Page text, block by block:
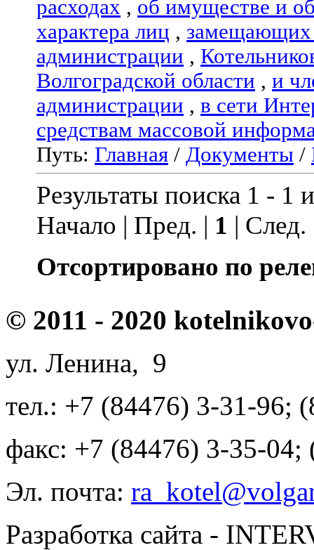
расходах , об имуществе и
характера лиц , замещающих
администрации ,
Волгоградской области , и
администрации , в сети
средствам массовой
Путь: Главная / Документы /
Результаты поиска 1 - 1
Начало | Пред. | 1 |
Отсортировано по
© 2011 - 2020
ул. Ленина, 9
тел.: +7 (84476) 3-31-96;
факс: +7 (84476) 3-35-04;
Эл. почта:
Разработка сайта -